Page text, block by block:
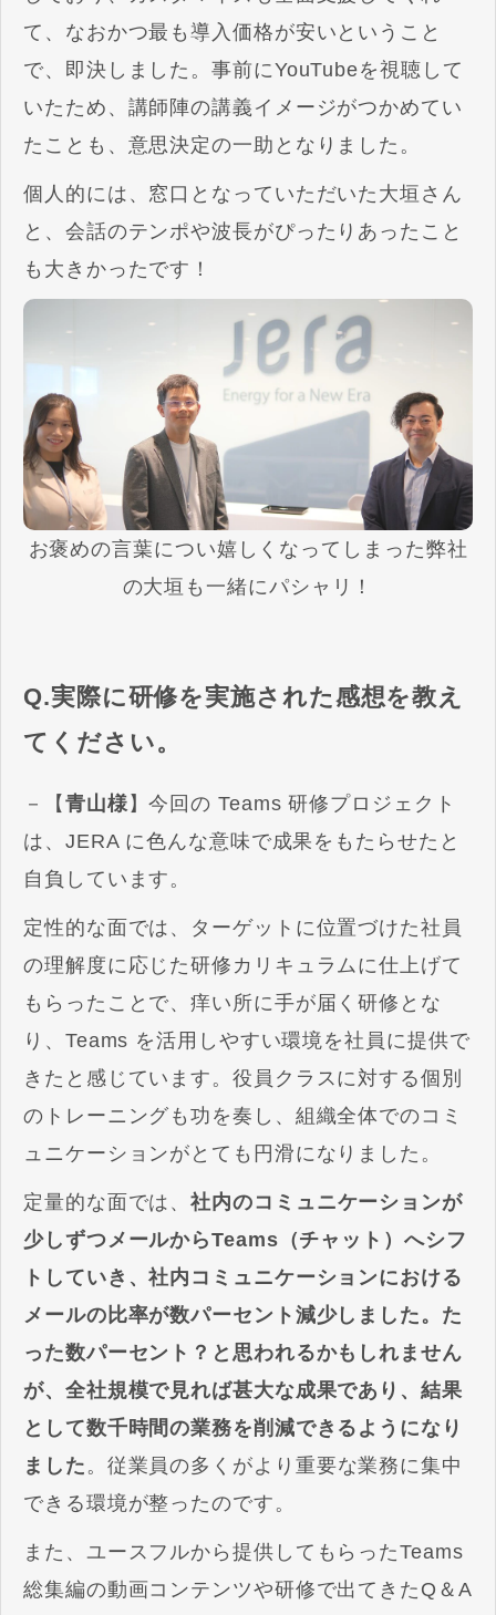
て、なおかつ最も導入価格が安いということ
で、即決しました。事前にYouTubeを視聴して
いたため、講師陣の講義イメージがつかめてい
たことも、意思決定の一助となりました。
個人的には、窓口となっていただいた大垣さん
と、会話のテンポや波長がぴったりあったこと
も大きかったです！
お褒めの言葉につい嬉しくなってしまった弊社
の大垣も一緒にパシャリ！
Q.実際に研修を実施された感想を教え
てください。
－【 青山様】今回の Teams 研修プロジェクト
は、JERA に色んな意味で成果をもたらせたと
自負しています。
定性的な面では、ターゲットに位置づけた社員
の理解度に応じた研修カリキュラムに仕上げて
もらったことで、痒い所に手が届く研修とな
り、Teams を活用しやすい環境を社員に提供で
きたと感じています。役員クラスに対する個別
のトレーニングも功を奏し、組織全体でのコミ
ュニケーションがとても円滑になりました。
定量的な面では、社内のコミュニケーションが
少しずつメールからTeams（チャット）へシフ
トしていき、社内コミュニケーションにおける
メールの比率が数パーセント減少しました。た
った数パーセント？と思われるかもしれません
が、全社規模で見れば甚大な成果であり、結果
として数千時間の業務を削減できるようになり
ました。従業員の多くがより重要な業務に集中
できる環境が整ったのです。
また、ユースフルから提供してもらったTeams
総集編の動画コンテンツや研修で出てきたQ＆A